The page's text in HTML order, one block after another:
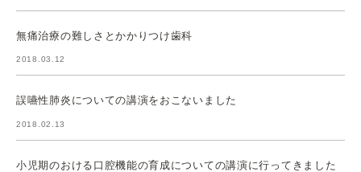
無痛治療の難しさとかかりつけ歯科
2018.03.12
誤嚥性肺炎についての講演をおこないました
2018.02.13
小児期のおける口腔機能の育成についての講演に行ってきました